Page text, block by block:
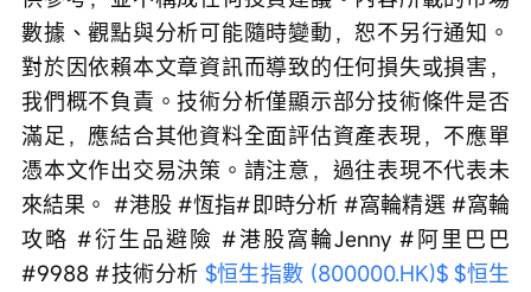
數據、觀點與分析可能隨時變動，恕不另行通知。
對於因依賴本文章資訊而導致的任何損失或損害，
我們概不負責。技術分析僅顯示部分技術條件是否
滿足，應結合其他資料全面評估資產表現，不應單
憑本文作出交易決策。請注意，過往表現不代表未
來結果。 #港股 #恆指#即時分析 #窩輪精選 #窩輪
攻略 #衍生品避險 #港股窩輪Jenny #阿里巴巴
#9988 #技術分析 $恒生指數 (800000.HK)$ $恒生